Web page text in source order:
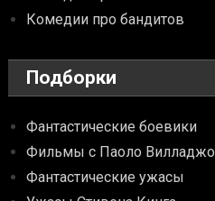
Комедии про бандитов
Подборки
Фантастические боевики
Фильмы с Паоло Вилладжо
Фантастические ужасы